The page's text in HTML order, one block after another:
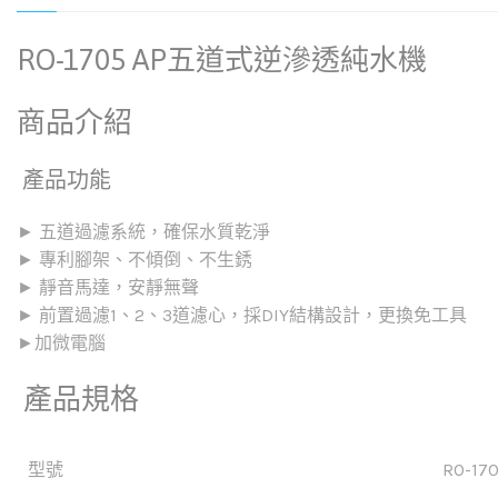
RO-1705 AP五道式逆滲透純水機
商品介紹
產品功能
► 五道過濾系統，確保水質乾淨
► 專利腳架、不傾倒、不生銹
► 靜音馬達，安靜無聲
► 前置過濾1、2、3道濾心，採DIY結構設計，更換免工具
►加微電腦
產品規格
型號 RO-